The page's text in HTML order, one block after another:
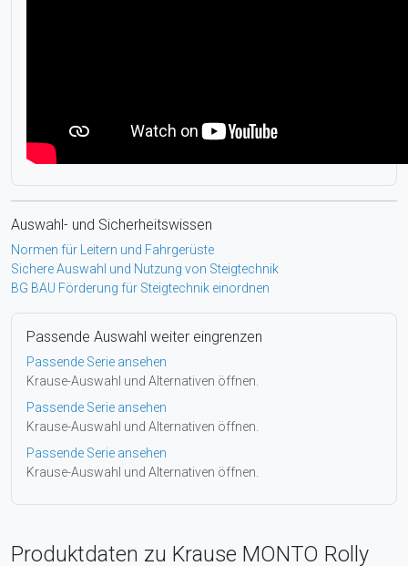
Auswahl- und Sicherheitswissen
Normen für Leitern und Fahrgerüste
Sichere Auswahl und Nutzung von Steigtechnik
BG BAU Förderung für Steigtechnik einordnen
Passende Auswahl weiter eingrenzen
Passende Serie ansehen
Krause-Auswahl und Alternativen öffnen.
Passende Serie ansehen
Krause-Auswahl und Alternativen öffnen.
Passende Serie ansehen
Krause-Auswahl und Alternativen öffnen.
Produktdaten zu Krause MONTO Rolly